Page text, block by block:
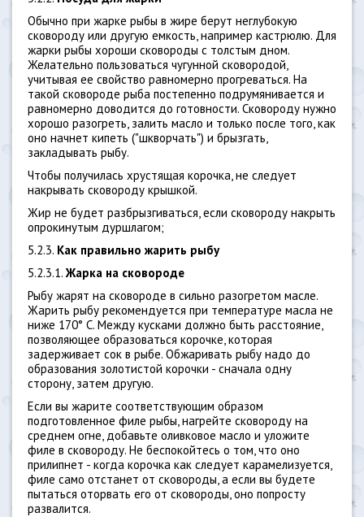
Обычно при жарке рыбы в жире берут неглубокую
сковороду или другую емкость, например кастрюлю. Для
жарки рыбы хороши сковороды с толстым дном.
Желательно пользоваться чугунной сковородой,
учитывая ее свойство равномерно прогреваться. На
такой сковороде рыба постепенно подрумянивается и
равномерно доводится до готовности. Сковороду нужно
хорошо разогреть, залить масло и только после того, как
оно начнет кипеть ("шкворчать") и брызгать,
закладывать рыбу.
Чтобы получилась хрустящая корочка, не следует
накрывать сковороду крышкой.
Жир не будет разбрызгиваться, если сковороду накрыть
опрокинутым дуршлагом;
5.2.3. Как правильно жарить рыбу
5.2.3.1.Жарка на сковороде
Рыбу жарят на сковороде в сильно разогретом масле.
Жарить рыбу рекомендуется при температуре масла не
ниже 170° С. Между кусками должно быть расстояние,
позволяющее образоваться корочке, которая
задерживает сок в рыбе. Обжаривать рыбу надо до
образования золотистой корочки - сначала одну
сторону, затем другую.
Если вы жарите соответствующим образом
подготовленное филе рыбы, нагрейте сковороду на
среднем огне, добавьте оливковое масло и уложите
филе в сковороду. Не беспокойтесь о том, что оно
прилипнет - когда корочка как следует карамелизуется,
филе само отстанет от сковороды, а если вы будете
пытаться оторвать его от сковороды, оно попросту
развалится.